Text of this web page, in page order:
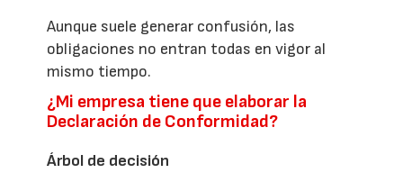
Aunque suele generar confusión, las
obligaciones no entran todas en vigor al
mismo tiempo.
¿Mi empresa tiene que elaborar la
Declaración de Conformidad?
Árbol de decisión